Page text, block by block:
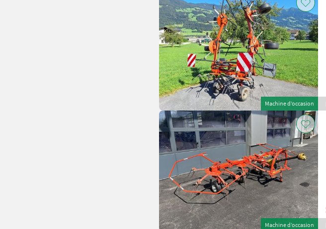
Machine d’occasion
Machine d’occasion